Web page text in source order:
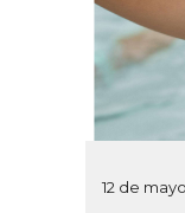
12 de